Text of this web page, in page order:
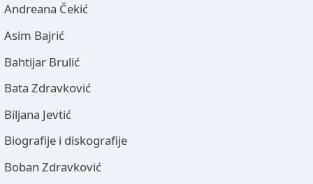
Andreana Čekić
Asim Bajrić
Bahtijar Brulić
Bata Zdravković
Biljana Jevtić
Biografije i diskografije
Boban Zdravković